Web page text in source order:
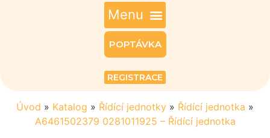
POPTÁVKA
REGISTRACE
Úvod » Katalog » Řídící jednotky » Řídící jednotka »
A6461502379 0281011925 – Řídící jednotka